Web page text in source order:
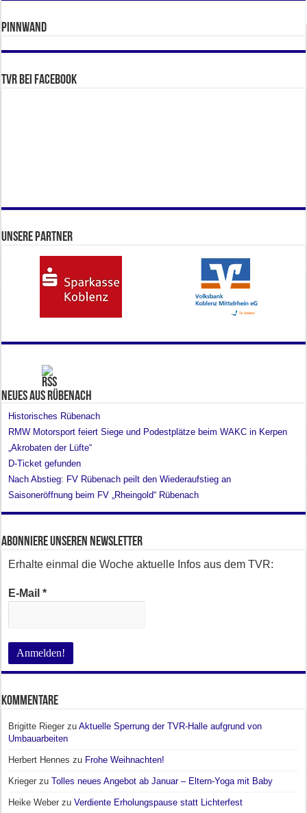
Pinnwand
TVR bei facebook
Unsere Partner
Neues aus Rübenach
Historisches Rübenach
RMW Motorsport feiert Siege und Podestplätze beim WAKC in Kerpen
„Akrobaten der Lüfte“
D-Ticket gefunden
Nach Abstieg: FV Rübenach peilt den Wiederaufstieg an
Saisoneröffnung beim FV „Rheingold“ Rübenach
Abonniere unseren Newsletter
Erhalte einmal die Woche aktuelle Infos aus dem TVR:
E-Mail*
Kommentare
Brigitte Rieger zuAktuelle Sperrung der TVR-Halle aufgrund von
Umbauarbeiten
Herbert Hennes zu Frohe Weihnachten!
Krieger zuTolles neues Angebot ab Januar – Eltern-Yoga mit Baby
Heike Weber zuVerdiente Erholungspause statt Lichterfest